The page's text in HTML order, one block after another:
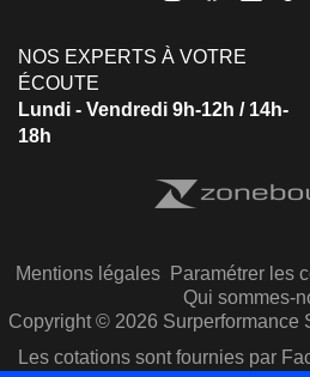
NOS EXPERTS À VOTRE
ÉCOUTE
Lundi - Vendredi 9h-12h / 14h-
18h
Mentions légales Paramétrer les
Qui sommes-
Copyright © 2026 Surperformance
Les cotations sont fournies par